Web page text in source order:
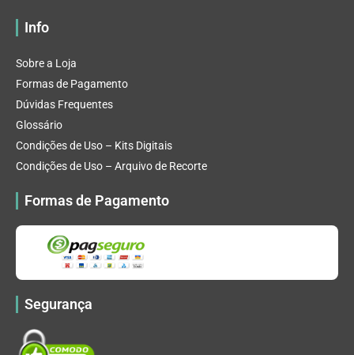
Info
Sobre a Loja
Formas de Pagamento
Dúvidas Frequentes
Glossário
Condições de Uso – Kits Digitais
Condições de Uso – Arquivo de Recorte
Formas de Pagamento
Segurança